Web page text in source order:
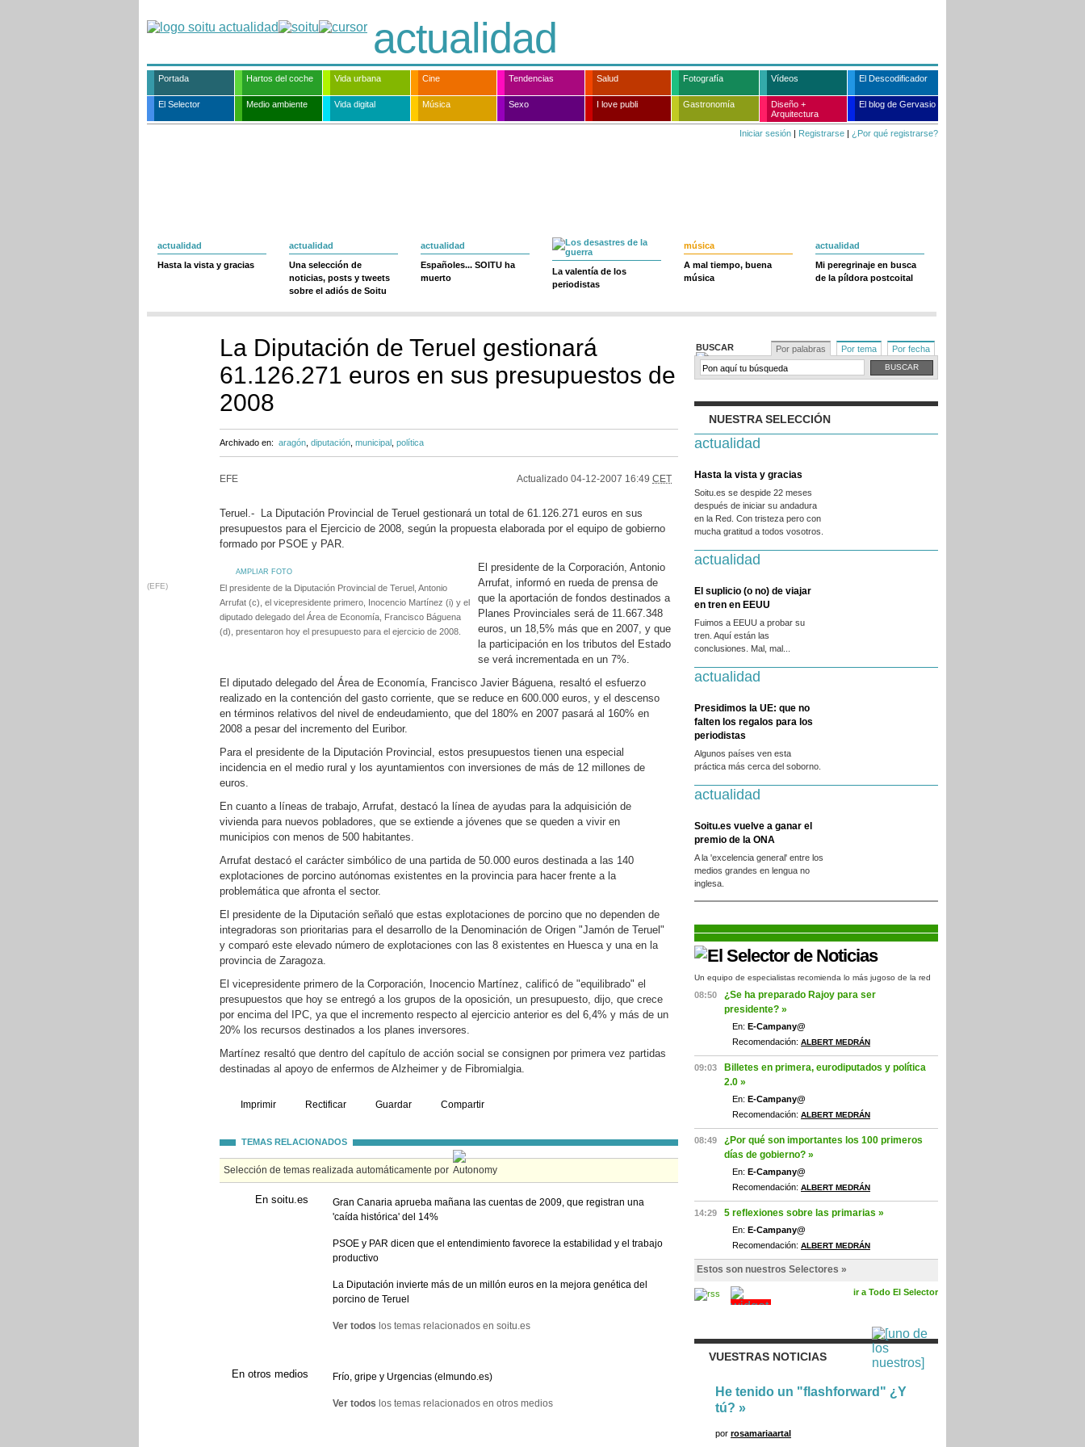
actualidad
Portada Hartos del coche Vida urbana Cine Tendencias Salud Fotografía Vídeos El Descodificador
El Selector Medio ambiente Vida digital Música Sexo I love publi Gastronomía
Diseño +
Arquitectura
El blog de Gervasio
Iniciar sesión | Registrarse | ¿Por qué registrarse?
actualidad
Hasta la vista y gracias
actualidad
Una selección de
noticias, posts y tweets
sobre el adiós de Soitu
actualidad
Españoles... SOITU ha
muerto
La valentía de los
periodistas
música
A mal tiempo, buena
música
actualidad
Mi peregrinaje en busca
de la píldora postcoital
La Diputación de Teruel gestionará
61.126.271 euros en sus presupuestos de
2008
Archivado en: aragón diputación municipal política
EFE Actualizado 04-12-2007 16:49 CET
Teruel.- La Diputación Provincial de Teruel gestionará un total de 61.126.271 euros en sus
presupuestos para el Ejercicio de 2008, según la propuesta elaborada por el equipo de gobierno
formado por PSOE y PAR.
AMPLIAR FOTO
(EFE)
El presidente de la Diputación Provincial de Teruel, Antonio
Arrufat (c), el vicepresidente primero, Inocencio Martínez (i) y el
diputado delegado del Área de Economía, Francisco Báguena
(d), presentaron hoy el presupuesto para el ejercicio de 2008.
El presidente de la Corporación, Antonio
Arrufat, informó en rueda de prensa de
que la aportación de fondos destinados a
Planes Provinciales será de 11.667.348
euros, un 18,5% más que en 2007, y que
la participación en los tributos del Estado
se verá incrementada en un 7%.
El diputado delegado del Área de Economía, Francisco Javier Báguena, resaltó el esfuerzo
realizado en la contención del gasto corriente, que se reduce en 600.000 euros, y el descenso
en términos relativos del nivel de endeudamiento, que del 180% en 2007 pasará al 160% en
2008 a pesar del incremento del Euribor.
Para el presidente de la Diputación Provincial, estos presupuestos tienen una especial
incidencia en el medio rural y los ayuntamientos con inversiones de más de 12 millones de
euros.
En cuanto a líneas de trabajo, Arrufat, destacó la línea de ayudas para la adquisición de
vivienda para nuevos pobladores, que se extiende a jóvenes que se queden a vivir en
municipios con menos de 500 habitantes.
Arrufat destacó el carácter simbólico de una partida de 50.000 euros destinada a las 140
explotaciones de porcino autónomas existentes en la provincia para hacer frente a la
problemática que afronta el sector.
El presidente de la Diputación señaló que estas explotaciones de porcino que no dependen de
integradoras son prioritarias para el desarrollo de la Denominación de Origen "Jamón de Teruel"
y comparó este elevado número de explotaciones con las 8 existentes en Huesca y una en la
provincia de Zaragoza.
El vicepresidente primero de la Corporación, Inocencio Martínez, calificó de "equilibrado" el
presupuestos que hoy se entregó a los grupos de la oposición, un presupuesto, dijo, que crece
por encima del IPC, ya que el incremento respecto al ejercicio anterior es del 6,4% y más de un
20% los recursos destinados a los planes inversores.
Martínez resaltó que dentro del capítulo de acción social se consignen por primera vez partidas
destinadas al apoyo de enfermos de Alzheimer y de Fibromialgia.
Imprimir Rectificar Guardar Compartir
TEMAS RELACIONADOS
Selección de temas realizada automáticamente por
En soitu.es
Gran Canaria aprueba mañana las cuentas de 2009, que registran una
'caída histórica' del 14%
PSOE y PAR dicen que el entendimiento favorece la estabilidad y el trabajo
productivo
La Diputación invierte más de un millón euros en la mejora genética del
porcino de Teruel
Ver todos los temas relacionados en soitu.es
En otros medios Frío, gripe y Urgencias (elmundo.es)
Ver todos los temas relacionados en otros medios
BUSCAR Por palabras Por tema Por fecha
NUESTRA SELECCIÓN
actualidad
Hasta la vista y gracias
Soitu.es se despide 22 meses
después de iniciar su andadura
en la Red. Con tristeza pero con
mucha gratitud a todos vosotros.
actualidad
El suplicio (o no) de viajar
en tren en EEUU
Fuimos a EEUU a probar su
tren. Aquí están las
conclusiones. Mal, mal...
actualidad
Presidimos la UE: que no
falten los regalos para los
periodistas
Algunos países ven esta
práctica más cerca del soborno.
actualidad
Soitu.es vuelve a ganar el
premio de la ONA
A la 'excelencia general' entre los
medios grandes en lengua no
inglesa.
Un equipo de especialistas recomienda lo más jugoso de la red
08:50
¿Se ha preparado Rajoy para ser
presidente? »
En: E-Campany@
Recomendación: ALBERT MEDRÁN
09:03
Billetes en primera, eurodiputados y política
2.0 »
En: E-Campany@
Recomendación: ALBERT MEDRÁN
08:49
¿Por qué son importantes los 100 primeros
días de gobierno? »
En: E-Campany@
Recomendación: ALBERT MEDRÁN
14:29 5 reflexiones sobre las primarias »
En: E-Campany@
Recomendación: ALBERT MEDRÁN
Estos son nuestros Selectores »
ir a Todo El Selector
VUESTRAS NOTICIAS
He tenido un "flashforward" ¿Y
tú? »
por rosamariaartal